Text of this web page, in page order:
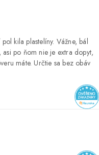
kila plastelíny. Vážne, bál
po ňom nie je extra dopyt,
máte. Určtie sa bez obáv